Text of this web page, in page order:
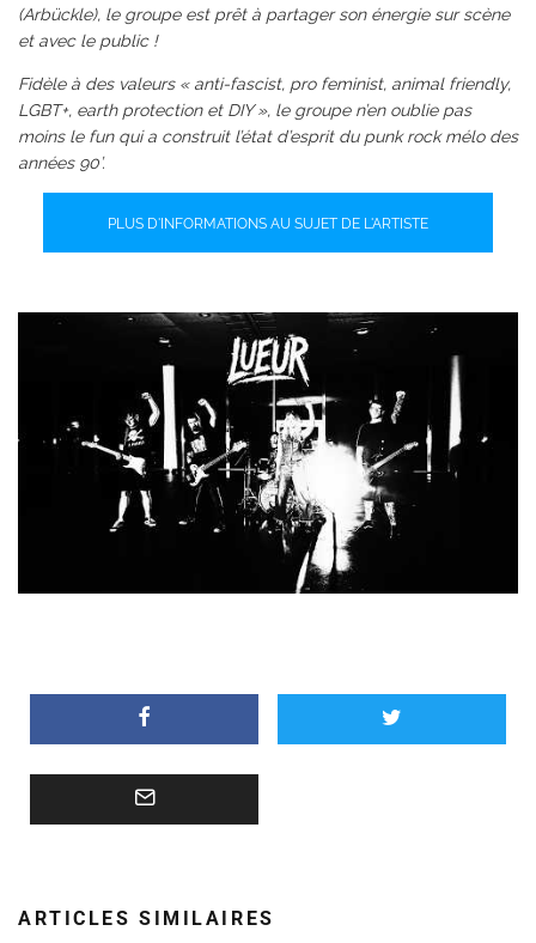
(Arbückle), le groupe est prêt à partager son énergie sur scène
et avec le public !
Fidèle à des valeurs « anti-fascist, pro feminist, animal friendly,
LGBT+, earth protection et DIY », le groupe n’en oublie pas
moins le fun qui a construit l’état d’esprit du punk rock mélo des
années 90’.
PLUS D'INFORMATIONS AU SUJET DE L'ARTISTE
ARTICLES SIMILAIRES